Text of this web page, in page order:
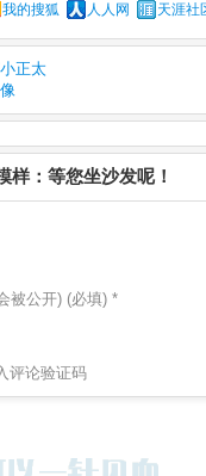
我的搜狐 人人网 天涯社
正太
样：等您坐沙发呢！
被公开) (必填) *
评论验证码